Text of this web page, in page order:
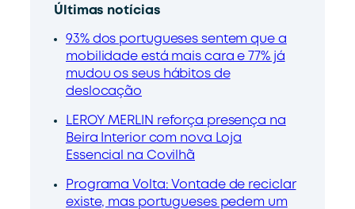
Últimas notícias
93% dos portugueses sentem que a
mobilidade está mais cara e 77% já
mudou os seus hábitos de
deslocação
LEROY MERLIN reforça presença na
Beira Interior com nova Loja
Essencial na Covilhã
Programa Volta: Vontade de reciclar
existe, mas portugueses pedem um